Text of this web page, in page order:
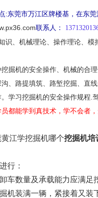
:东莞市万江区牌楼基，在东
联系人：
识、机械理论、操作理论、
挖掘机的安全操作、机械的合
、路提填筑、路堑挖掘、直
学习挖掘机的安全操作规程.
都能学到真技术，学不会者
哪个挖掘机培
进行：
车数量及承载能力应满
机装满一辆，紧接着又